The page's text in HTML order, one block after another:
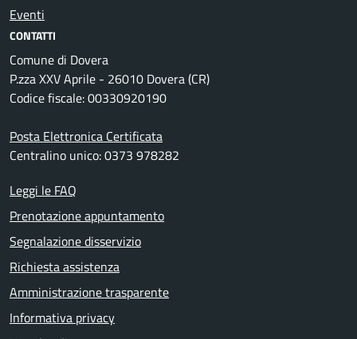
Eventi
CONTATTI
Comune di Dovera
P.zza XXV Aprile - 26010 Dovera (CR)
Codice fiscale: 00330920190
Posta Elettronica Certificata
Centralino unico: 0373 978282
Leggi le FAQ
Prenotazione appuntamento
Segnalazione disservizio
Richiesta assistenza
Amministrazione trasparente
Informativa privacy